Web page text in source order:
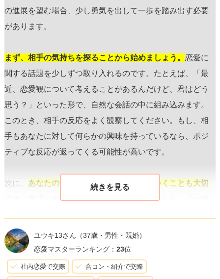
の進展を望む場合、少し勇気を出して一歩を踏み出す必要
があります。
まず、相手の気持ちを探ることから始めましょう。 恋愛に
関する話題を少しずつ取り入れるのです。たとえば、「最
近、恋愛観について考えることがあるんだけど、君はどう
思う？」といった形で、自然な会話の中に組み込みます。
このとき、相手の反応をよく観察してください。もし、相
手もあなたに対して何らかの興味を持っているなら、ポジ
ティブな反応が返ってくる可能性が高いです。
次に、 あなたの気持ちを少しずつ明かしていくことも大切
です。無理に全てを告白する必要はありませんが、「一緒
といった感謝の気持ちや、相手のことを特別視しているこ
とを伝える言葉を選んで、少しずつ自分の感情を表現しま
しょう。
ユウキ13さん （37歳・男性・既婚）
恋愛マスターランキング： 23位
社内恋愛で交際 合コン・紹介で交際